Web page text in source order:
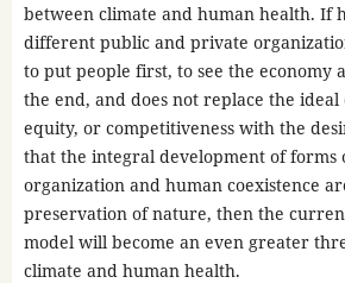
between climate and human health. If
different public and private
to put people first, to see the economy
the end, and does not replace the
equity, or competitiveness with the
that the integral development of forms
organization and human coexistence
preservation of nature, then the
model will become an even greater
climate and human health.